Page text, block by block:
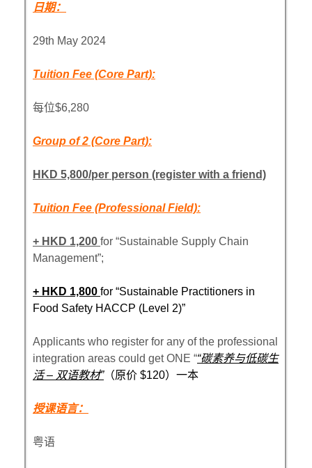
日期：
29th May 2024
Tuition Fee (Core Part):
每位$6,280
Group of 2 (Core Part):
HKD 5,800/per person (register with a friend)
Tuition Fee (Professional Field):
+ HKD 1,200 for “Sustainable Supply Chain
Management”;
+ HKD 1,800 for “Sustainable Practitioners in
Food Safety HACCP (Level 2)”
Applicants who register for any of the professional
integration areas could get ONE ““碳素养与低碳生
活 – 双语教材”（原价 $120）一本
授课语言：
粤语